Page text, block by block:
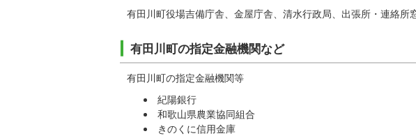
有田川町役場吉備庁舎、金屋庁舎、清水行政局、出張所・連絡所
有田川町の指定金融機関など
有田川町の指定金融機関等
紀陽銀行
和歌山県農業協同組合
きのくに信用金庫